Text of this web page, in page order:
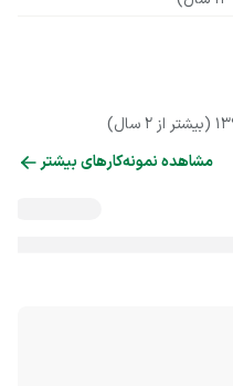
(بیشتر از 2 سال)
مشاهده نمونه‌کارهای بیشتر